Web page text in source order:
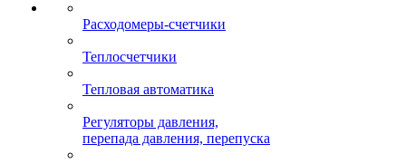
Расходомеры-счетчики
Теплосчетчики
Тепловая автоматика
Регуляторы давления,
перепада давления, перепуска